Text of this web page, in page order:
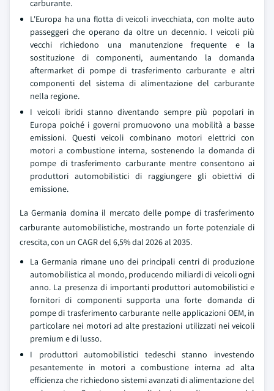
carburante.
L'Europa ha una flotta di veicoli invecchiata, con molte auto
passeggeri che operano da oltre un decennio. I veicoli più
vecchi richiedono una manutenzione frequente e la
sostituzione di componenti, aumentando la domanda
aftermarket di pompe di trasferimento carburante e altri
componenti del sistema di alimentazione del carburante
nella regione.
I veicoli ibridi stanno diventando sempre più popolari in
Europa poiché i governi promuovono una mobilità a basse
emissioni. Questi veicoli combinano motori elettrici con
motori a combustione interna, sostenendo la domanda di
pompe di trasferimento carburante mentre consentono ai
produttori automobilistici di raggiungere gli obiettivi di
emissione.
La Germania domina il mercato delle pompe di trasferimento
carburante automobilistiche, mostrando un forte potenziale di
crescita, con un CAGR del 6,5% dal 2026 al 2035.
La Germania rimane uno dei principali centri di produzione
automobilistica al mondo, producendo miliardi di veicoli ogni
anno. La presenza di importanti produttori automobilistici e
fornitori di componenti supporta una forte domanda di
pompe di trasferimento carburante nelle applicazioni OEM, in
particolare nei motori ad alte prestazioni utilizzati nei veicoli
premium e di lusso.
I produttori automobilistici tedeschi stanno investendo
pesantemente in motori a combustione interna ad alta
efficienza che richiedono sistemi avanzati di alimentazione del